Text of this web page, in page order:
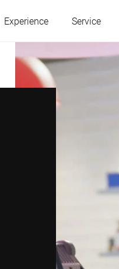
Experience Service
Slowakei